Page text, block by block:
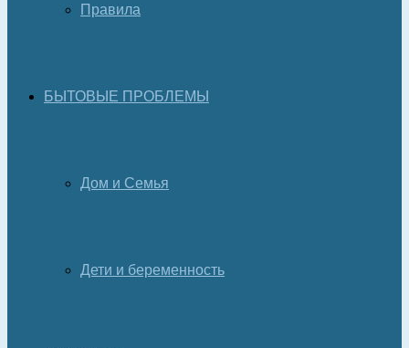
Правила
БЫТОВЫЕ ПРОБЛЕМЫ
Дом и Семья
Дети и беременность